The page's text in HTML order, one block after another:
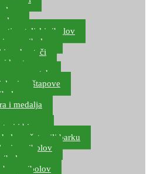
ribolov
za ribolov
podmetači
kante
– match
za štapove
i medalja
i bivvy
za šator ili barku
za ribolov
za ribolov